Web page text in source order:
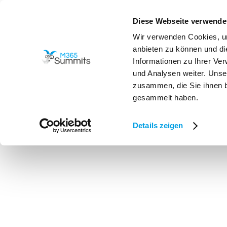
Diese Webseite
Wir verwenden Cookies,
anbieten zu können und
Informationen zu Ihrer
und Analysen weiter.
zusammen, die Sie ihnen
gesammelt haben.
Details zeigen
Programm 